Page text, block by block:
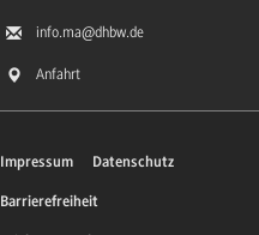
info.ma@dhbw.de
Anfahrt
Impressum Datenschutz
Barrierefreiheit